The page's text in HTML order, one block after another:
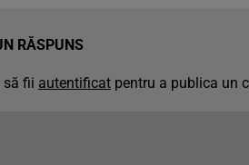
RĂSPUNS
să fii autentificat pentru a publica un